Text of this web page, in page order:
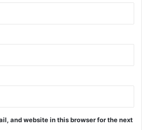
and website in this browser for the next